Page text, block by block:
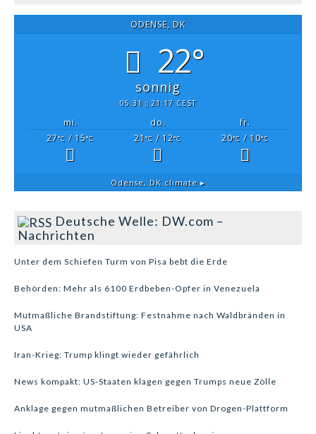
ODENSE, DK
22°
sonnig
05:31 21:17 CEST
mi. do.
fr.
27°C / 15°C 21°C / 12°C 20°C / 10°C
Odense, DK climate ▸
Deutsche Welle: DW.com –
Nachrichten
Unter dem Schiefen Turm von Pisa bebt die Erde
Behörden: Mehr als 6100 Erdbeben-Opfer in Venezuela
Mutmaßliche Brandstiftung: Festnahme nach Waldbränden in
USA
Iran-Krieg: Trump klingt wieder gefährlich
News kompakt: US-Staaten klagen gegen Trumps neue Zölle
Anklage gegen mutmaßlichen Betreiber von Drogen-Plattform